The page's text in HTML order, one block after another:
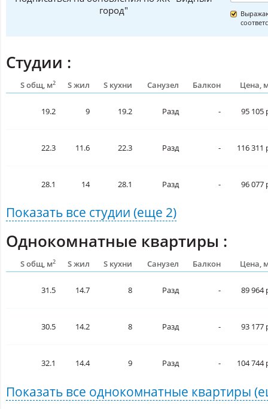
город"
Студии :
S общ, м2 S жил S кухни Санузел Балкон Цена,
19.2 9 19.2 Разд - 95 105
22.3 11.6 22.3 Разд - 116 311
28.1 14 28.1 Разд - 96 077
Показать все студии (еще 2)
Однокомнатные квартиры :
S общ, м2 S жил S кухни Санузел Балкон Цена,
31.5 14.7 8 Разд - 89 964
30.5 14.2 8 Разд - 93 177
32.1 14.4 9 Разд - 104 744
Показать все однокомнатные квартиры